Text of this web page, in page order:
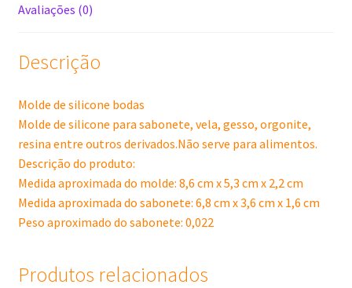
Avaliações (0)
Descrição
Molde de silicone bodas
Molde de silicone para sabonete, vela, gesso, orgonite,
resina entre outros derivados.Não serve para alimentos.
Descrição do produto:
Medida aproximada do molde: 8,6 cm x 5,3 cm x 2,2 cm
Medida aproximada do sabonete: 6,8 cm x 3,6 cm x 1,6 cm
Peso aproximado do sabonete: 0,022
Produtos relacionados